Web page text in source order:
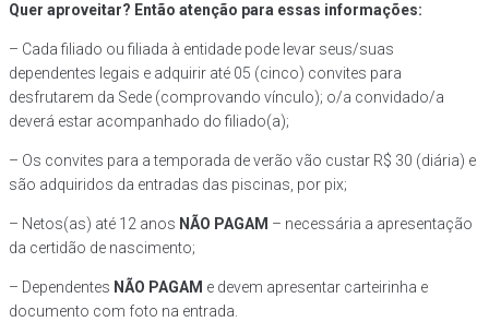
Quer aproveitar? Então atenção para essas informações:
– Cada filiado ou filiada à entidade pode levar seus/suas
dependentes legais e adquirir até 05 (cinco) convites para
desfrutarem da Sede (comprovando vínculo); o/a convidado/a
deverá estar acompanhado do filiado(a);
– Os convites para a temporada de verão vão custar R$ 30 (diária) e
são adquiridos da entradas das piscinas, por pix;
– Netos(as) até 12 anos NÃO PAGAM – necessária a apresentação
da certidão de nascimento;
– Dependentes NÃO PAGAM e devem apresentar carteirinha e
documento com foto na entrada.